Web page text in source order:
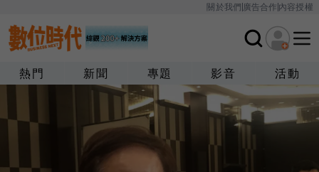
關於我們廣告合作內容授權
熱門 新聞 專題 影音 活動